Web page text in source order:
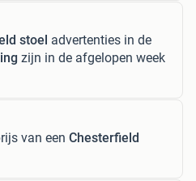
stoel advertenties in de
zijn in de afgelopen week
van een Chesterfield